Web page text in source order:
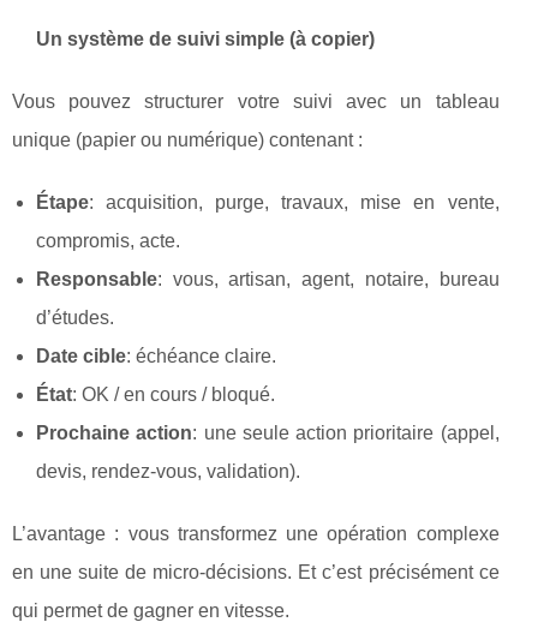
Un système de suivi simple (à copier)
Vous pouvez structurer votre suivi avec un tableau
unique (papier ou numérique) contenant :
Étape: acquisition, purge, travaux, mise en vente,
compromis, acte.
Responsable: vous, artisan, agent, notaire, bureau
d’études.
Date cible: échéance claire.
État: OK / en cours / bloqué.
Prochaine action: une seule action prioritaire (appel,
devis, rendez‑vous, validation).
L’avantage : vous transformez une opération complexe
en une suite de micro‑décisions. Et c’est précisément ce
qui permet de gagner en vitesse.